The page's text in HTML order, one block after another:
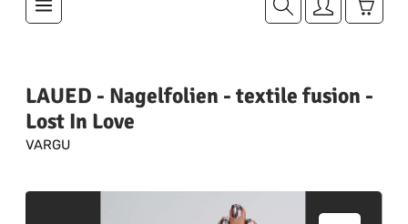
LAUED - Nagelfolien - textile fusion -
Lost In Love
VARGU
Bildergalerie überspringen